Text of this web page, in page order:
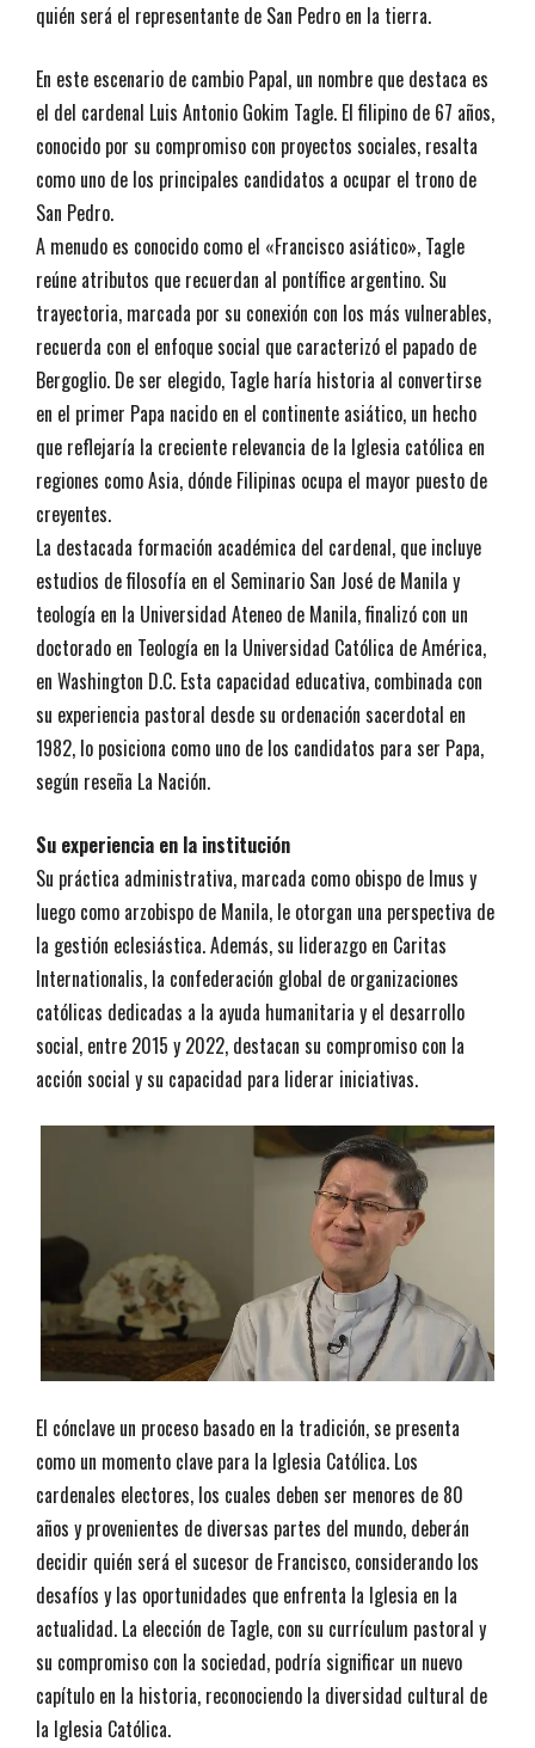
quién será el representante de San Pedro en la tierra.
En este escenario de cambio Papal, un nombre que destaca es
el del cardenal Luis Antonio Gokim Tagle. El filipino de 67 años,
conocido por su compromiso con proyectos sociales, resalta
como uno de los principales candidatos a ocupar el trono de
San Pedro.
A menudo es conocido como el «Francisco asiático», Tagle
reúne atributos que recuerdan al pontífice argentino. Su
trayectoria, marcada por su conexión con los más vulnerables,
recuerda con el enfoque social que caracterizó el papado de
Bergoglio. De ser elegido, Tagle haría historia al convertirse
en el primer Papa nacido en el continente asiático, un hecho
que reflejaría la creciente relevancia de la Iglesia católica en
regiones como Asia, dónde Filipinas ocupa el mayor puesto de
creyentes.
La destacada formación académica del cardenal, que incluye
estudios de filosofía en el Seminario San José de Manila y
teología en la Universidad Ateneo de Manila, finalizó con un
doctorado en Teología en la Universidad Católica de América,
en Washington D.C. Esta capacidad educativa, combinada con
su experiencia pastoral desde su ordenación sacerdotal en
1982, lo posiciona como uno de los candidatos para ser Papa,
según reseña La Nación.
Su experiencia en la institución
Su práctica administrativa, marcada como obispo de Imus y
luego como arzobispo de Manila, le otorgan una perspectiva de
la gestión eclesiástica. Además, su liderazgo en Caritas
Internationalis, la confederación global de organizaciones
católicas dedicadas a la ayuda humanitaria y el desarrollo
social, entre 2015 y 2022, destacan su compromiso con la
acción social y su capacidad para liderar iniciativas.
El cónclave un proceso basado en la tradición, se presenta
como un momento clave para la Iglesia Católica. Los
cardenales electores, los cuales deben ser menores de 80
años y provenientes de diversas partes del mundo, deberán
decidir quién será el sucesor de Francisco, considerando los
desafíos y las oportunidades que enfrenta la Iglesia en la
actualidad. La elección de Tagle, con su currículum pastoral y
su compromiso con la sociedad, podría significar un nuevo
capítulo en la historia, reconociendo la diversidad cultural de
la Iglesia Católica.